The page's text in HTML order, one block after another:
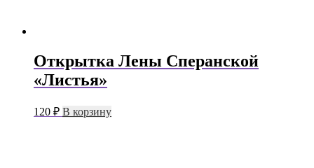
Открытка Лены Сперанской
«Листья»
120 ₽ В корзину